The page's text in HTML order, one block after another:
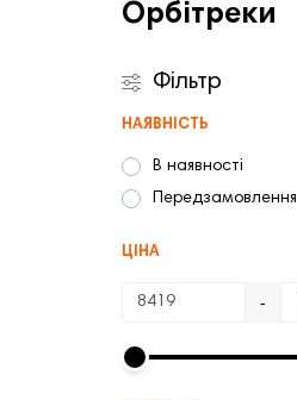
Орбітреки
Фільтр
НАЯВНІСТЬ
В наявності
Передзамовлення
ЦІНА
-